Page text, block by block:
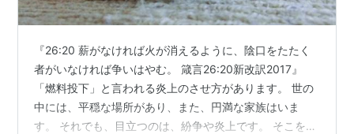
『26:20 薪がなければ火が消えるように、陰口をたたく
者がいなければ争いはやむ。 箴言26:20新改訳2017』
「燃料投下」と言われる炎上のさせ方があります。 世の
中には、平穏な場所があり、また、円満な家族はいま
す。 それでも、目立つのは、紛争や炎上です。 そこを狙